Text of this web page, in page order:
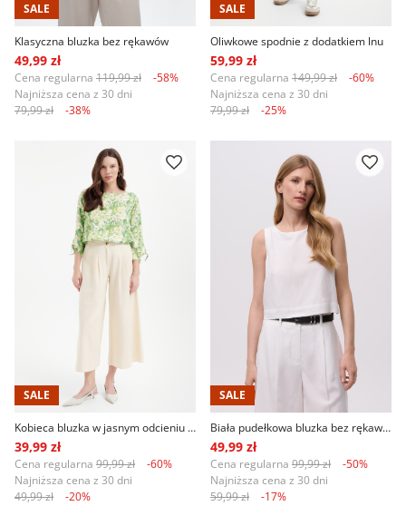
SALE
Klasyczna bluzka bez rękawów
49,99 zł
Cena regularna 119,99 zł
-58%
Najniższa cena z 30 dni
79,99 zł
-38%
SALE
Oliwkowe spodnie z dodatkiem lnu
59,99 zł
Cena regularna 149,99 zł
-60%
Najniższa cena z 30 dni
79,99 zł
-25%
SALE
Kobieca bluzka w jasnym odcieniu zieleni
39,99 zł
Cena regularna 99,99 zł
-60%
Najniższa cena z 30 dni
49,99 zł
-20%
SALE
Biała pudełkowa bluzka bez rękawów
49,99 zł
Cena regularna 99,99 zł
-50%
Najniższa cena z 30 dni
59,99 zł
-17%